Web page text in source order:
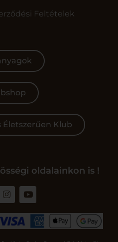
Feltételek
Életszerűen Klub
oldalainkon is !